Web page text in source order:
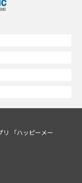
リ 「ハッピーメー